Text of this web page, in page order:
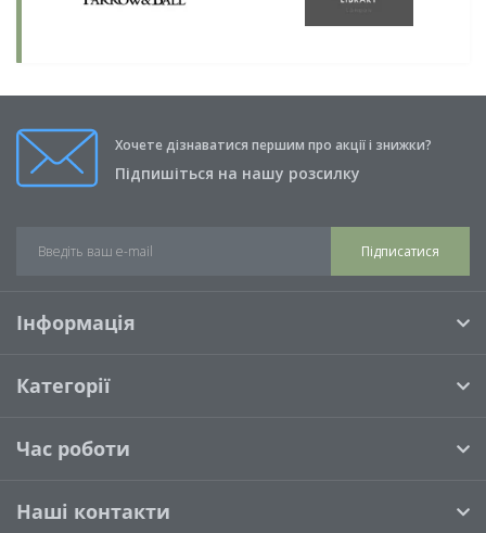
Хочете дізнаватися першим про акції і знижки?
Підпишіться на нашу розсилку
Підписатися
Інформація
Категорії
Час роботи
Наші контакти